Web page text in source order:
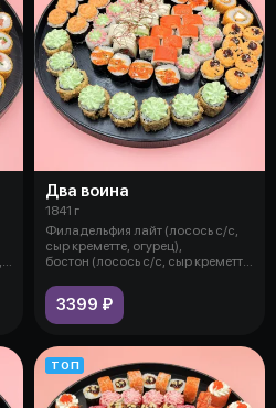
Два воина
1841 г
Филадельфия лайт (лосось с/с,
сыр креметте, огурец),
бостон (лосось с/с, сыр креметте,
3399 ₽
ТОП